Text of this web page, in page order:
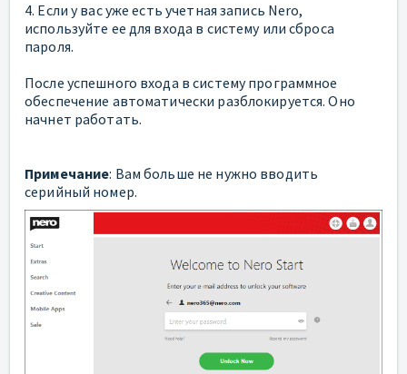
4. Если у вас уже есть учетная запись Nero,
используйте ее для входа в систему или сброса
пароля.
После успешного входа в систему программное
обеспечение автоматически разблокируется. Оно
начнет работать.
Примечание: Вам больше не нужно вводить
серийный номер.